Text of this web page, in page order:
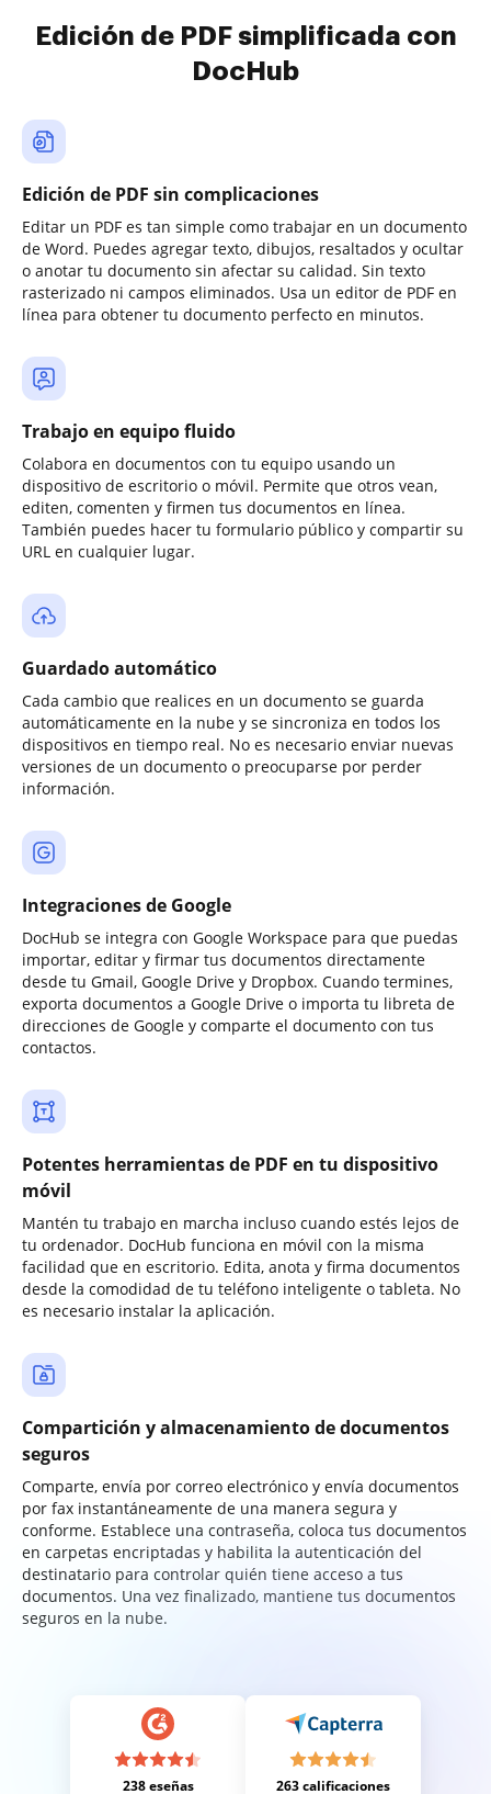
Edición de PDF simplificada con
DocHub
Edición de PDF sin complicaciones
Editar un PDF es tan simple como trabajar en un documento
de Word. Puedes agregar texto, dibujos, resaltados y ocultar
o anotar tu documento sin afectar su calidad. Sin texto
rasterizado ni campos eliminados. Usa un editor de PDF en
línea para obtener tu documento perfecto en minutos.
Trabajo en equipo fluido
Colabora en documentos con tu equipo usando un
dispositivo de escritorio o móvil. Permite que otros vean,
editen, comenten y firmen tus documentos en línea.
También puedes hacer tu formulario público y compartir su
URL en cualquier lugar.
Guardado automático
Cada cambio que realices en un documento se guarda
automáticamente en la nube y se sincroniza en todos los
dispositivos en tiempo real. No es necesario enviar nuevas
versiones de un documento o preocuparse por perder
información.
Integraciones de Google
DocHub se integra con Google Workspace para que puedas
importar, editar y firmar tus documentos directamente
desde tu Gmail, Google Drive y Dropbox. Cuando termines,
exporta documentos a Google Drive o importa tu libreta de
direcciones de Google y comparte el documento con tus
contactos.
Potentes herramientas de PDF en tu dispositivo
móvil
Mantén tu trabajo en marcha incluso cuando estés lejos de
tu ordenador. DocHub funciona en móvil con la misma
facilidad que en escritorio. Edita, anota y firma documentos
desde la comodidad de tu teléfono inteligente o tableta. No
es necesario instalar la aplicación.
Compartición y almacenamiento de documentos
seguros
Comparte, envía por correo electrónico y envía documentos
por fax instantáneamente de una manera segura y
conforme. Establece una contraseña, coloca tus documentos
en carpetas encriptadas y habilita la autenticación del
destinatario para controlar quién tiene acceso a tus
documentos. Una vez finalizado, mantiene tus documentos
seguros en la nube.
238 eseñas 263 calificaciones